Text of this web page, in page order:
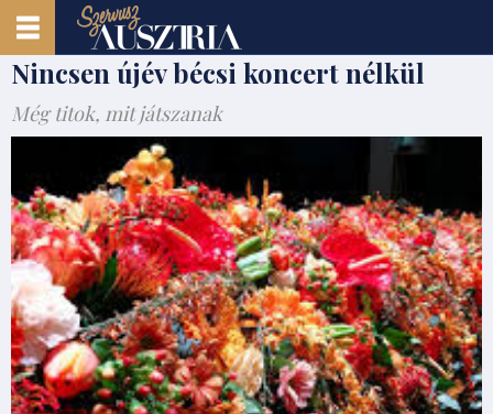
Nincsen újév bécsi koncert nélkül
Még titok, mit játszanak